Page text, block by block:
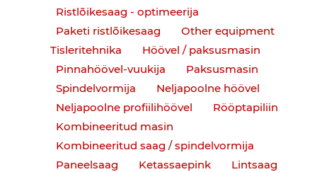
Ristlõikesaag - optimeerija
Paketi ristlõikesaag
Other equipment
Tisleritehnika
Höövel / paksusmasin
Pinnahöövel-vuukija
Paksusmasin
Spindelvormija
Neljapoolne höövel
Neljapoolne profiilihöövel
Rööptapiliin
Kombineeritud masin
Kombineeritud saag / spindelvormija
Paneelsaag
Ketassaepink
Lintsaag